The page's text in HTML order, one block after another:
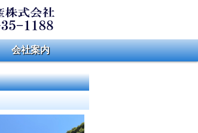
会社案内